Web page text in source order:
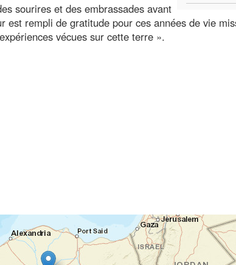
sourires et des embrassades avant
rempli de gratitude pour ces années de vie
vécues sur cette terre ».